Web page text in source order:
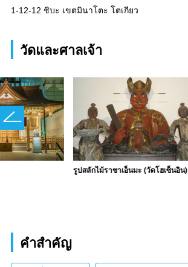
1-12-12 ชิบะ เขตมินาโตะ โตเกียว
วัดและศาลเจ้า
รูปสลักไม้ราชาเอ็นมะ (วัดโฮเซ็นอิน)
คำสำคัญ